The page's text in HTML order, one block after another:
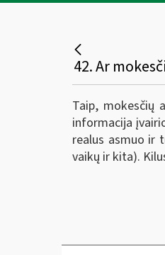
42. Ar
Taip, mokesčių
informacija
realus asmuo ir
vaikų ir kita).